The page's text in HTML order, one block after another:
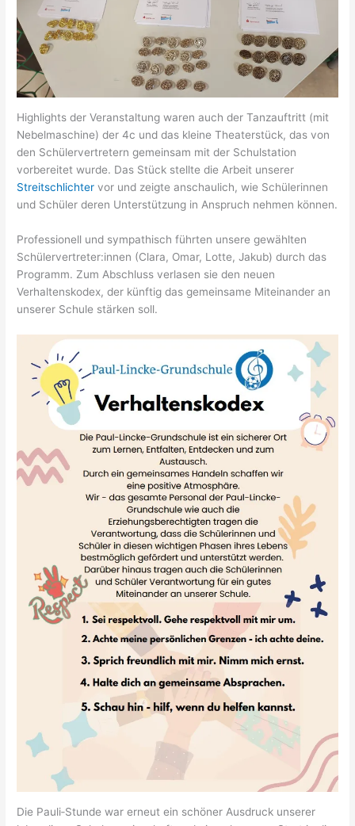
Highlights der Veranstaltung waren auch der Tanzauftritt (mit
Nebelmaschine) der 4c und das kleine Theaterstück, das von
den Schülervertretern gemeinsam mit der Schulstation
vorbereitet wurde. Das Stück stellte die Arbeit unserer
Streitschlichter vor und zeigte anschaulich, wie Schülerinnen
und Schüler deren Unterstützung in Anspruch nehmen können.
Professionell und sympathisch führten unsere gewählten
Schülervertreter:innen (Clara, Omar, Lotte, Jakub) durch das
Programm. Zum Abschluss verlasen sie den neuen
Verhaltenskodex, der künftig das gemeinsame Miteinander an
unserer Schule stärken soll.
Die Pauli‑Stunde war erneut ein schöner Ausdruck unserer